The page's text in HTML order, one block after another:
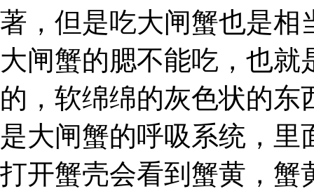
著，但是吃大闸蟹也是相
大闸蟹的腮不能吃，也
的，软绵绵的灰色状的
是大闸蟹的呼吸系统，
打开蟹壳会看到蟹黄，蟹